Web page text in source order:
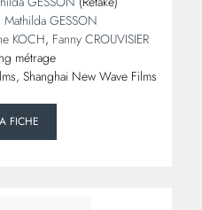
Mathilda GESSON
KOCH, Fanny CROUVISIER
métrage
Shanghai New Wave Films
FICHE